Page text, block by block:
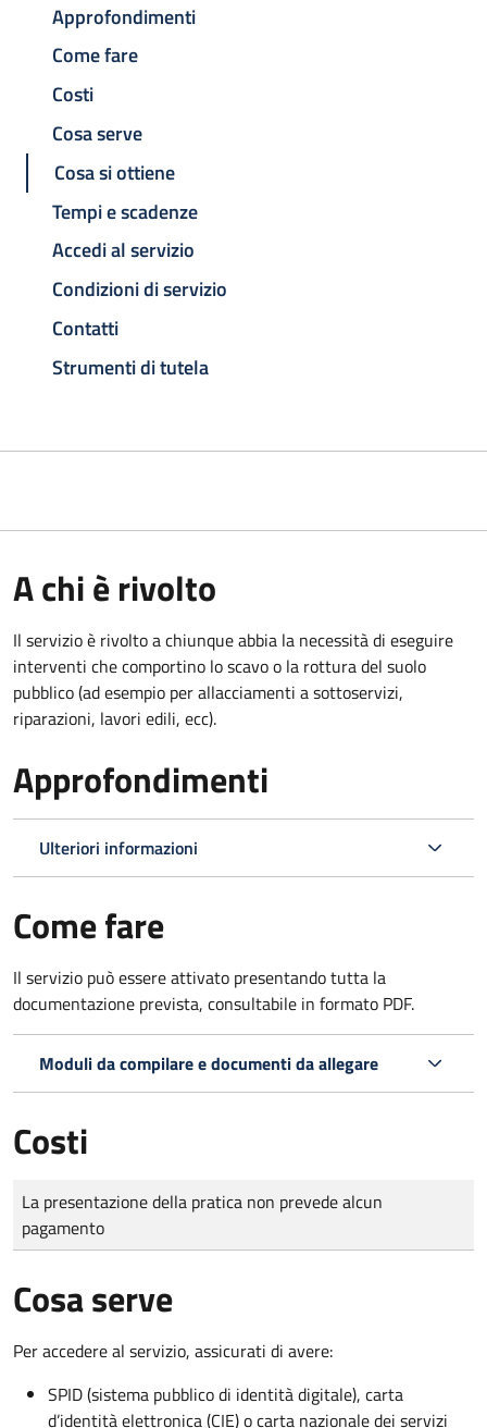
Approfondimenti
Come fare
Costi
Cosa serve
Cosa si ottiene
Tempi e scadenze
Accedi al servizio
Condizioni di servizio
Contatti
Strumenti di tutela
A chi è rivolto
Il servizio è rivolto a chiunque abbia la necessità di eseguire
interventi che comportino lo scavo o la rottura del suolo
pubblico (ad esempio per allacciamenti a sottoservizi,
riparazioni, lavori edili, ecc).
Approfondimenti
Ulteriori informazioni
Come fare
Il servizio può essere attivato presentando tutta la
documentazione prevista, consultabile in formato PDF.
Moduli da compilare e documenti da allegare
Costi
Tipo di pagamento
Importo
La presentazione della pratica non prevede alcun
pagamento
Cosa serve
Per accedere al servizio, assicurati di avere:
SPID (sistema pubblico di identità digitale), carta
d’identità elettronica (CIE) o carta nazionale dei servizi